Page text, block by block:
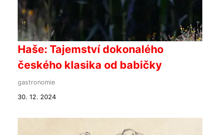
Haše: Tajemství dokonalého
českého klasika od babičky
gastronomie
30. 12. 2024